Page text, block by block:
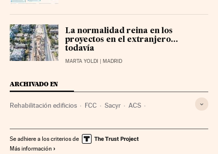
La normalidad reina en los
proyectos en el extranjero...
todavía
MARTA YOLDI | MADRID
ARCHIVADO EN
Rehabilitación edificios FCC Sacyr ACS
Vivienda Construcción Asistencia sanitaria
Se adhiere a los criterios de
Más información